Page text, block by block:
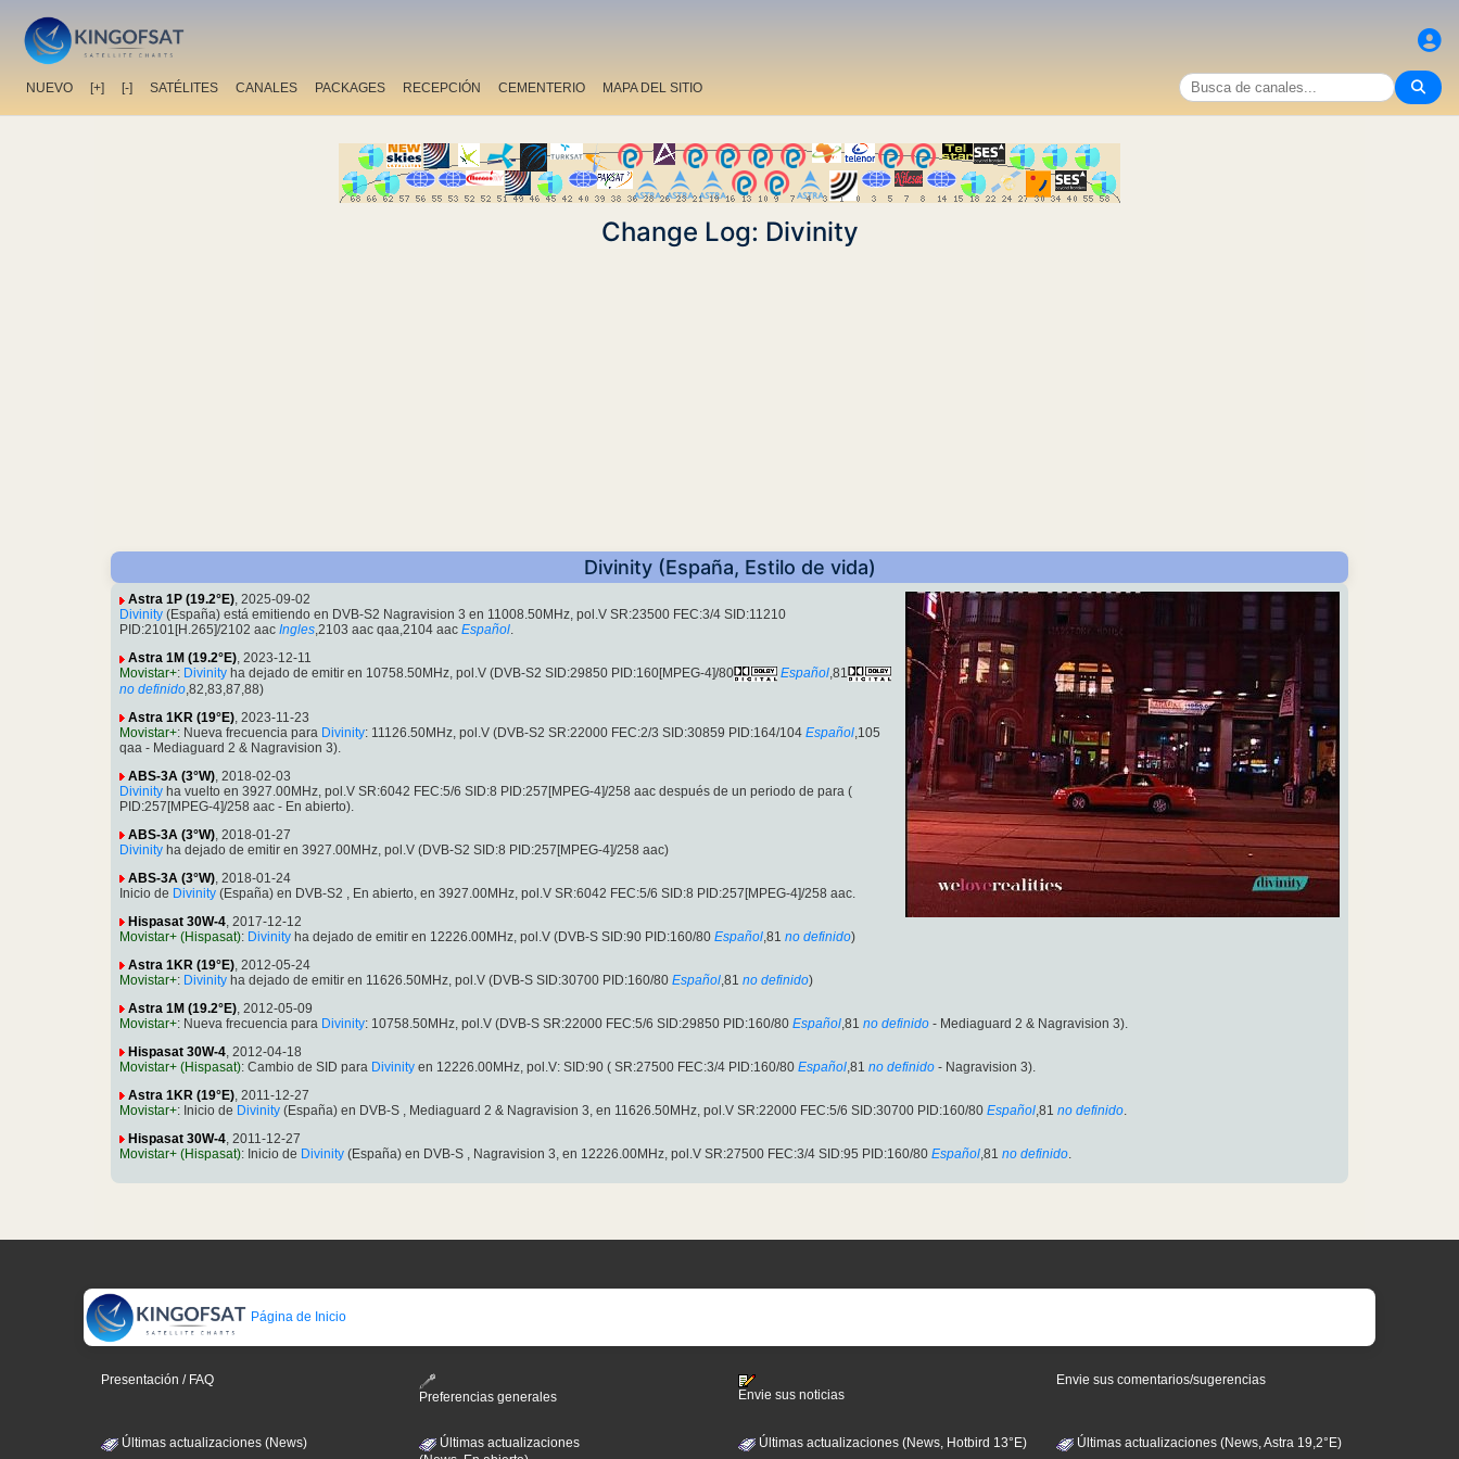
NUEVO [+] [-] SATÉLITES CANALES PACKAGES RECEPCIÓN CEMENTERIO MAPA DEL SITIO
Change Log: Divinity
Divinity (España, Estilo de vida)
Astra 1P (19.2°E), 2025-09-02
Divinity (España) está emitiendo en DVB-S2 Nagravision 3 en 11008.50MHz, pol.V SR:23500 FEC:3/4 SID:11210
PID:2101[H.265]/2102 aac Ingles,2103 aac qaa,2104 aac Español.
Astra 1M (19.2°E), 2023-12-11
Movistar+: Divinity ha dejado de emitir en 10758.50MHz, pol.V (DVB-S2 SID:29850 PID:160[MPEG-4]/80 Español,81
no definido,82,83,87,88)
Astra 1KR (19°E), 2023-11-23
Movistar+: Nueva frecuencia para Divinity: 11126.50MHz, pol.V (DVB-S2 SR:22000 FEC:2/3 SID:30859 PID:164/104 Español,105
qaa - Mediaguard 2 & Nagravision 3).
ABS-3A (3°W), 2018-02-03
Divinity ha vuelto en 3927.00MHz, pol.V SR:6042 FEC:5/6 SID:8 PID:257[MPEG-4]/258 aac después de un periodo de para (
PID:257[MPEG-4]/258 aac - En abierto).
ABS-3A (3°W), 2018-01-27
Divinity ha dejado de emitir en 3927.00MHz, pol.V (DVB-S2 SID:8 PID:257[MPEG-4]/258 aac)
ABS-3A (3°W), 2018-01-24
Inicio de Divinity (España) en DVB-S2 , En abierto, en 3927.00MHz, pol.V SR:6042 FEC:5/6 SID:8 PID:257[MPEG-4]/258 aac.
Hispasat 30W-4, 2017-12-12
Movistar+ (Hispasat): Divinity ha dejado de emitir en 12226.00MHz, pol.V (DVB-S SID:90 PID:160/80 Español,81 no definido)
Astra 1KR (19°E), 2012-05-24
Movistar+: Divinity ha dejado de emitir en 11626.50MHz, pol.V (DVB-S SID:30700 PID:160/80 Español,81 no definido)
Astra 1M (19.2°E), 2012-05-09
Movistar+: Nueva frecuencia para Divinity: 10758.50MHz, pol.V (DVB-S SR:22000 FEC:5/6 SID:29850 PID:160/80 Español,81 no definido - Mediaguard 2 & Nagravision 3).
Hispasat 30W-4, 2012-04-18
Movistar+ (Hispasat): Cambio de SID para Divinity en 12226.00MHz, pol.V: SID:90 ( SR:27500 FEC:3/4 PID:160/80 Español,81 no definido - Nagravision 3).
Astra 1KR (19°E), 2011-12-27
Movistar+: Inicio de Divinity (España) en DVB-S , Mediaguard 2 & Nagravision 3, en 11626.50MHz, pol.V SR:22000 FEC:5/6 SID:30700 PID:160/80 Español,81 no definido.
Hispasat 30W-4, 2011-12-27
Movistar+ (Hispasat): Inicio de Divinity (España) en DVB-S , Nagravision 3, en 12226.00MHz, pol.V SR:27500 FEC:3/4 SID:95 PID:160/80 Español,81 no definido.
Página de Inicio
Presentación / FAQ
Preferencias generales
Envie sus noticias
Envie sus comentarios/sugerencias
Últimas actualizaciones (News)
Últimas actualizaciones
Últimas actualizaciones (News, Hotbird 13°E) Últimas actualizaciones (News, Astra 19,2°E)